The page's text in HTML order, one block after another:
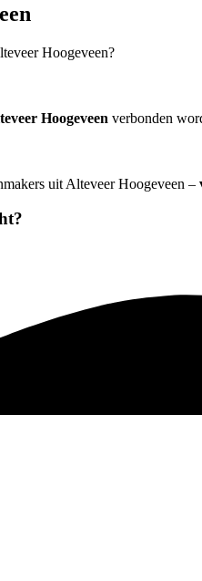
Hoogeveen?
Hoogeveen verbonden
uit Alteveer Hoogeveen –